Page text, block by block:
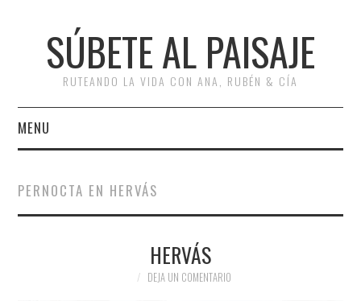
SÚBETE AL PAISAJE
RUTEANDO LA VIDA CON ANA, RUBÉN & CÍA
MENU
RUTAS
PERNOCTA EN HERVÁS
HERVÁS
DEJA UN COMENTARIO